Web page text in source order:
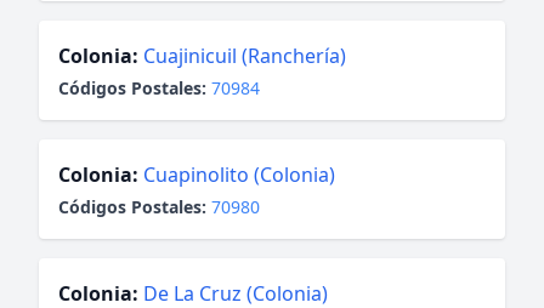
Colonia: Cuajinicuil (Ranchería)
Códigos Postales: 70984
Colonia: Cuapinolito (Colonia)
Códigos Postales: 70980
Colonia: De La Cruz (Colonia)